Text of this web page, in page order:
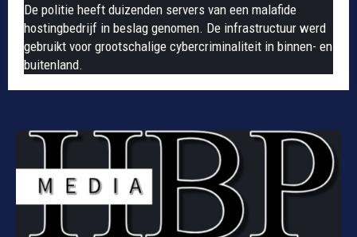
De politie heeft duizenden servers van een malafide
hostingbedrijf in beslag genomen. De infrastructuur werd
gebruikt voor grootschalige cybercriminaliteit in binnen- en
buitenland.